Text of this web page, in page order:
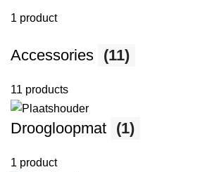
1 product
Accessories (11)
11 products
Droogloopmat (1)
1 product